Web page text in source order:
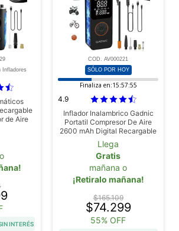
Infladores
de Aire
INTERÉS
COD. AV000221
SÓLO POR HOY
Finaliza en:15:57:53
4.9
Inflador Inalambrico Gadnic
Portatil Compresor De Aire
2600 mAh Digital Recargable
Con Auto Stop Luz Led Para
Neumaticos
Llega
Gratis
mañana o
¡Retiralo mañana!
$165.109
$74.299
55% OFF